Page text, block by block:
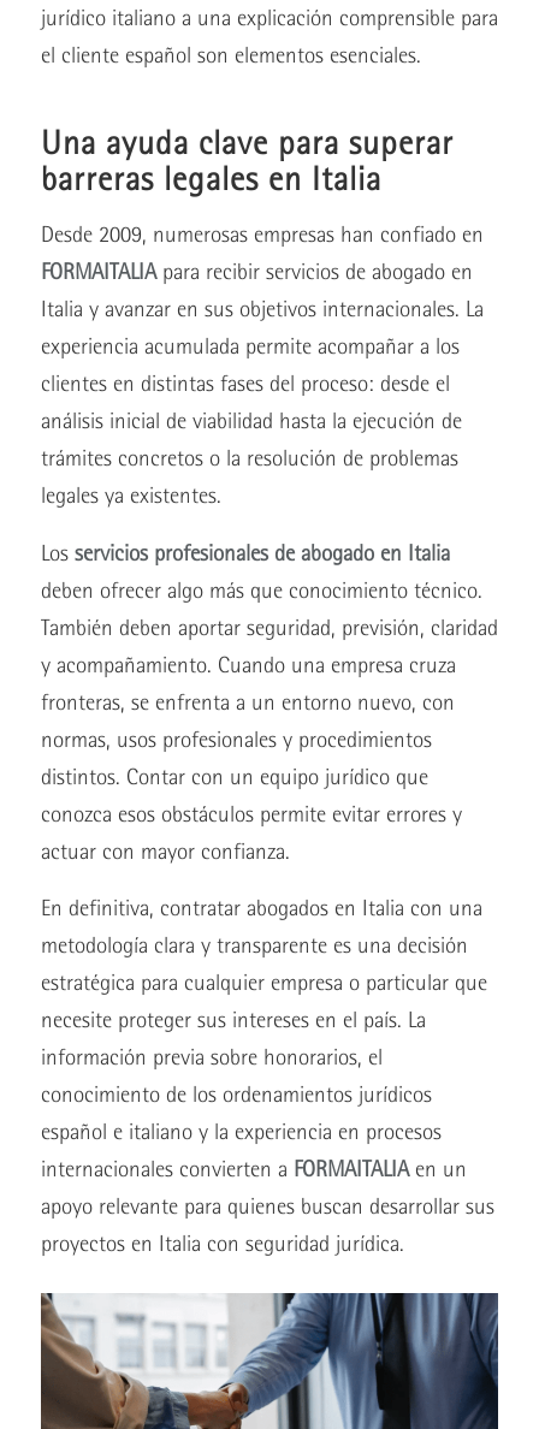
jurídico italiano a una explicación comprensible para
el cliente español son elementos esenciales.
Una ayuda clave para superar
barreras legales en Italia
Desde 2009, numerosas empresas han confiado en
FORMAITALIApara recibir servicios de abogado en
Italia y avanzar en sus objetivos internacionales. La
experiencia acumulada permite acompañar a los
clientes en distintas fases del proceso: desde el
análisis inicial de viabilidad hasta la ejecución de
trámites concretos o la resolución de problemas
legales ya existentes.
Los servicios profesionales de abogado en Italia
deben ofrecer algo más que conocimiento técnico.
También deben aportar seguridad, previsión, claridad
y acompañamiento. Cuando una empresa cruza
fronteras, se enfrenta a un entorno nuevo, con
normas, usos profesionales y procedimientos
distintos. Contar con un equipo jurídico que
conozca esos obstáculos permite evitar errores y
actuar con mayor confianza.
En definitiva, contratar abogados en Italia con una
metodología clara y transparente es una decisión
estratégica para cualquier empresa o particular que
necesite proteger sus intereses en el país. La
información previa sobre honorarios, el
conocimiento de los ordenamientos jurídicos
español e italiano y la experiencia en procesos
internacionales convierten a FORMAITALIAen un
apoyo relevante para quienes buscan desarrollar sus
proyectos en Italia con seguridad jurídica.